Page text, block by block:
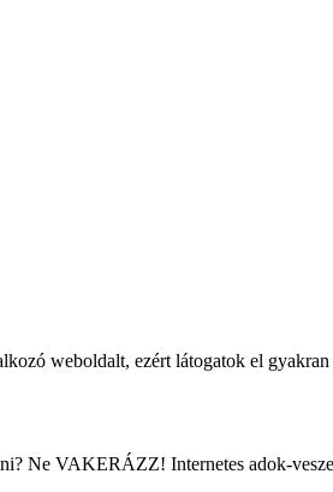
weboldalt, ezért látogatok el
Ne VAKERÁZZ! Internetes adok-